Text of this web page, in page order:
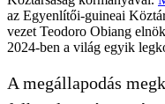
az Egyenlítői-guineai
vezet Teodoro Obiang
2024-ben a világ egyik
A megállapodás